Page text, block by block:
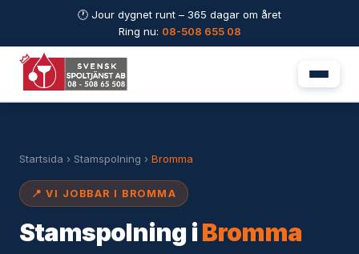
🕐 Jour dygnet runt – 365 dagar om året
Ring nu: 08-508 655 08
Startsida › Stamspolning › Bromma
📍 VI JOBBAR I BROMMA
Stamspolning iBromma